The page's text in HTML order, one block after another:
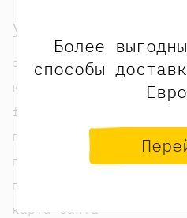
Более
способы
узнать
о нас
контакты
foreign rights contacts
политика
публичная оферта
пользовательское
карта сайта